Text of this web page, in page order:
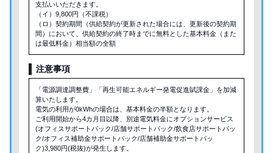
支払いいただきます。
（イ）9,800円（不課税）
（ロ）契約期間（供給契約が更新された場合には、更新後の契約期
間）において、供給契約の終了時までに無料とした基本料金（また
は最低料金）相当額の全額
注意事項
「電源調達調整費」「再生可能エネルギー発電促進賦課金」を加減
算いたします。
電気の利用が0kWhの場合は、基本料金の半額となります。
ご利用開始から4カ月目以降、別途電気料金にオプションサービス
(オフィスサポートパック/店舗サポートパック/飲食店サポートパッ
ク/オフィス補助金サポートパック/店舗補助金サポートパッ
ク)3,980円(税抜)が発生します。